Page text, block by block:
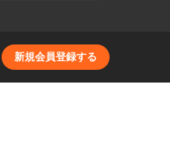
新規会員登録する